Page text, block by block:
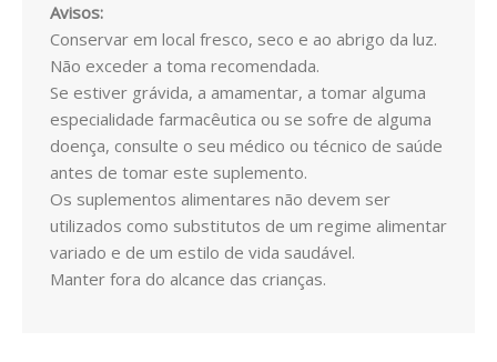
MENOPAUSA
PRISÃO DE VENTRE
PROSTATA
SISTEMA CARDIOVASCULAR
SISTEMA DIGESTIVO
SISTEMA IMUNITÁRIO
Avisos:
Conservar em local fresco, seco e ao abrigo da luz.
Não exceder a toma recomendada.
Se estiver grávida, a amamentar, a tomar alguma
especialidade farmacêutica ou se sofre de alguma
doença, consulte o seu médico ou técnico de saúde
antes de tomar este suplemento.
Os suplementos alimentares não devem ser
utilizados como substitutos de um regime alimentar
variado e de um estilo de vida saudável.
Manter fora do alcance das crianças.